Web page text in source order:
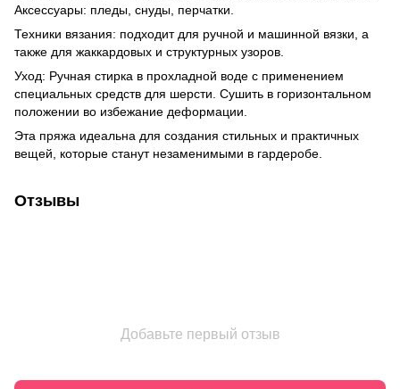
Аксессуары: пледы, снуды, перчатки.
Техники вязания: подходит для ручной и машинной вязки, а
также для жаккардовых и структурных узоров.
Уход: Ручная стирка в прохладной воде с применением
специальных средств для шерсти. Сушить в горизонтальном
положении во избежание деформации.
Эта пряжа идеальна для создания стильных и практичных
вещей, которые станут незаменимыми в гардеробе.
Отзывы
Добавьте первый отзыв